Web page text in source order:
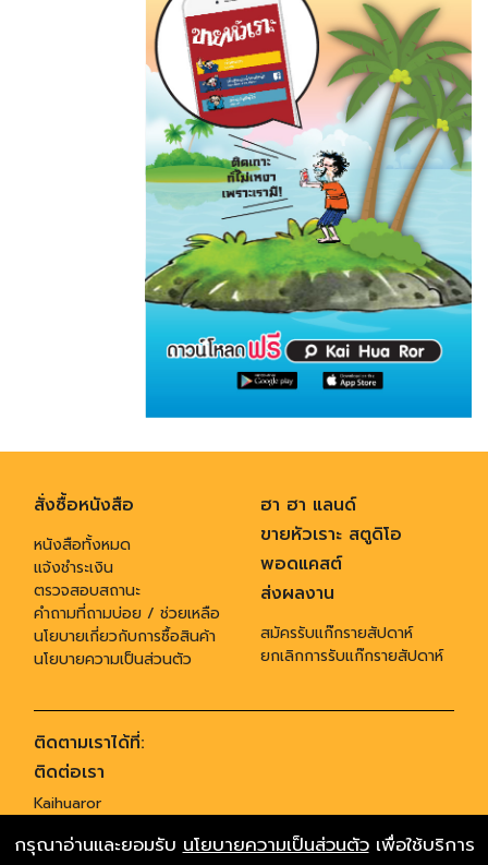
สั่งซื้อหนังสือ
หนังสือทั้งหมด
แจ้งชำระเงิน
ตรวจสอบสถานะ
คำถามที่ถามบ่อย / ช่วยเหลือ
นโยบายเกี่ยวกับการซื้อสินค้า
นโยบายความเป็นส่วนตัว
ฮา ฮา แลนด์
ขายหัวเราะ สตูดิโอ
พอดแคสต์
ส่งผลงาน
สมัครรับแก๊กรายสัปดาห์
ยกเลิกการรับแก๊กรายสัปดาห์
ติดตามเราได้ที่:
ติดต่อเรา
Kaihuaror
โทร 02-6419955,ติตต่อโฆษณา gagservice@banluegroup.com
กรุณาอ่านและยอมรับนโยบายความเป็นส่วนตัวเพื่อใช้บริการ